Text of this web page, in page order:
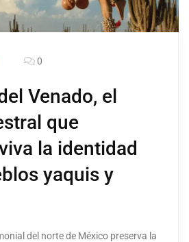
0
Venado, el
que
la identidad
yaquis y
del norte de México preserva la